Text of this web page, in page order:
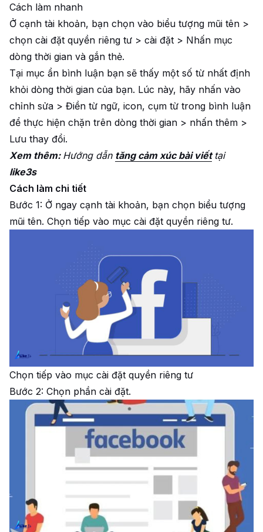
Cách làm nhanh
Ở cạnh tài khoản, bạn chọn vào biểu tượng mũi tên >
chọn cài đặt quyền riêng tư > cài đặt > Nhấn mục
dòng thời gian và gắn thẻ.
Tại mục ẩn bình luận bạn sẽ thấy một số từ nhất định
khỏi dòng thời gian của bạn. Lúc này, hãy nhấn vào
chỉnh sửa > Điền từ ngữ, icon, cụm từ trong bình luận
để thực hiện chặn trên dòng thời gian > nhấn thêm >
Lưu thay đổi.
Xem thêm: Hướng dẫn tăng cảm xúc bài viết tại
like3s
Cách làm chi tiết
Bước 1: Ở ngay cạnh tài khoản, bạn chọn biểu tượng
mũi tên. Chọn tiếp vào mục cài đặt quyền riêng tư.
Chọn tiếp vào mục cài đặt quyền riêng tư
Bước 2: Chọn phần cài đặt.